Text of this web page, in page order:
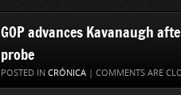
GOP advances Kavanaugh
probe
POSTED IN CRÓNICA | COMMENTS ARE